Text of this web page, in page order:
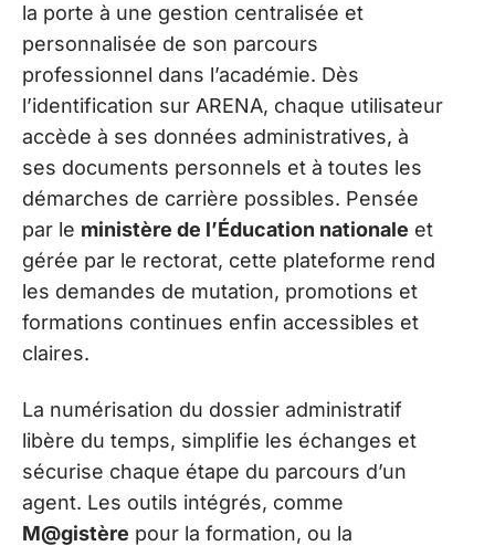
la porte à une gestion centralisée et
personnalisée de son parcours
professionnel dans l’académie. Dès
l’identification sur ARENA, chaque utilisateur
accède à ses données administratives, à
ses documents personnels et à toutes les
démarches de carrière possibles. Pensée
par le ministère de l’Éducation nationale et
gérée par le rectorat, cette plateforme rend
les demandes de mutation, promotions et
formations continues enfin accessibles et
claires.
La numérisation du dossier administratif
libère du temps, simplifie les échanges et
sécurise chaque étape du parcours d’un
agent. Les outils intégrés, comme
M@gistère pour la formation, ou la